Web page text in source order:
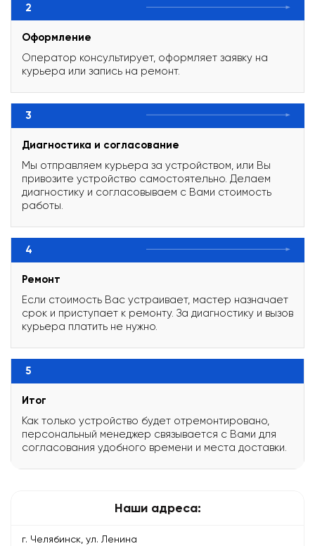
2
Оформление
Оператор консультирует, оформляет заявку на
курьера или запись на ремонт.
3
Диагностика и согласование
Мы отправляем курьера за устройством, или Вы
привозите устройство самостоятельно. Делаем
диагностику и согласовываем с Вами стоимость
работы.
4
Ремонт
Если стоимость Вас устраивает, мастер назначает
срок и приступает к ремонту. За диагностику и вызов
курьера платить не нужно.
5
Итог
Как только устройство будет отремонтировано,
персональный менеджер связывается с Вами для
согласования удобного времени и места доставки.
Наши адреса:
г. Челябинск, ул. Ленина